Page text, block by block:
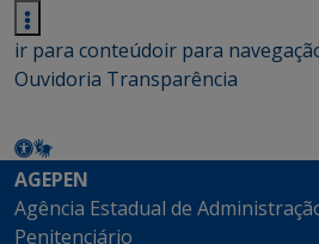
ir para conteúdoir para
Ouvidoria Transparência
AGEPEN
Agência Estadual de
Penitenciário